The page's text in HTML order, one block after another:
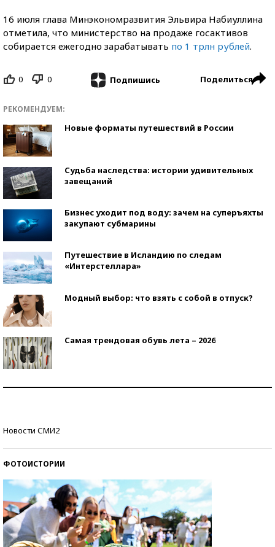
16 июля глава Минэкономразвития Эльвира Набиуллина
отметила, что министерство на продаже госактивов
собирается ежегодно зарабатывать по 1 трлн рублей.
0 0 Подпишись Поделиться
РЕКОМЕНДУЕМ:
Новые форматы путешествий в России
Судьба наследства: истории удивительных
завещаний
Бизнес уходит под воду: зачем на суперъяхты
закупают субмарины
Путешествие в Исландию по следам
«Интерстеллара»
Модный выбор: что взять с собой в отпуск?
Самая трендовая обувь лета – 2026
Новости СМИ2
ФОТОИСТОРИИ